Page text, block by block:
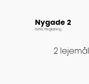
Nygade 2
6950, Ringkøbing
2 lejemål